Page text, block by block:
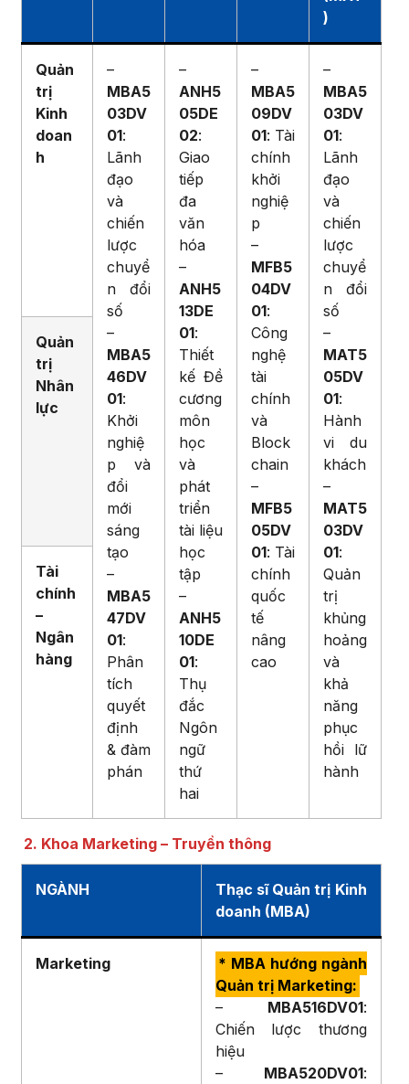
)
Quản
trị
Kinh
doan
h
–
MBA5
03DV
01:
Lãnh
đạo
và
chiến
lược
chuyể
n đổi
số
–
MBA5
46DV
01:
Khởi
nghiệ
p và
đổi
mới
sáng
tạo
–
MBA5
47DV
01:
Phân
tích
quyết
định
& đàm
phán
–
ANH5
05DE
02:
Giao
tiếp
đa
văn
hóa
–
ANH5
13DE
01:
Thiết
kế Đề
cương
môn
học
và
phát
triển
tài liệu
học
tập
–
ANH5
10DE
01:
Thụ
đắc
Ngôn
ngữ
thứ
hai
–
MBA5
09DV
01: Tài
chính
khởi
nghiệ
p
–
MFB5
04DV
01:
Công
nghệ
tài
chính
và
Block
chain
–
MFB5
05DV
01: Tài
chính
quốc
tế
nâng
cao
–
MBA5
03DV
01:
Lãnh
đạo
và
chiến
lược
chuyể
n đổi
số
–
MAT5
05DV
01:
Hành
vi du
khách
–
MAT5
03DV
01:
Quản
trị
khủng
hoảng
và
khả
năng
phục
hồi lữ
hành
Quản
trị
Nhân
lực
Tài
chính
–
Ngân
hàng
2. Khoa Marketing – Truyền thông
NGÀNH
Thạc sĩ Quản trị Kinh
doanh (MBA)
Marketing
* MBA hướng ngành
Quản trị Marketing:
– MBA516DV01:
Chiến lược thương
hiệu
– MBA520DV01: